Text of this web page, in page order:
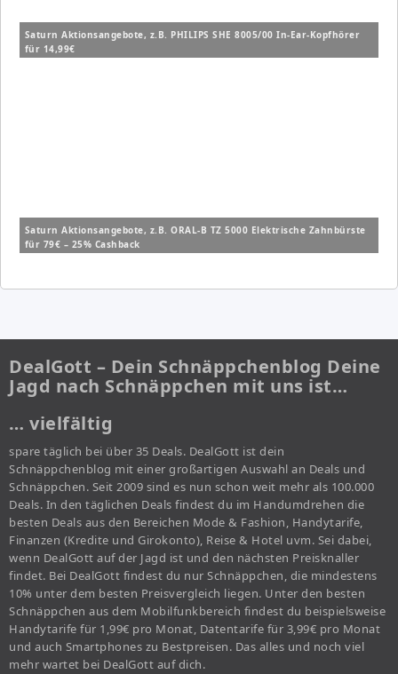
Saturn Aktionsangebote, z.B. PHILIPS SHE 8005/00 In-Ear-Kopfhörer
für 14,99€
Saturn Aktionsangebote, z.B. ORAL-B TZ 5000 Elektrische Zahnbürste
für 79€ – 25% Cashback
DealGott – Dein Schnäppchenblog Deine
Jagd nach Schnäppchen mit uns ist…
… vielfältig
spare täglich bei über 35 Deals. DealGott ist dein
Schnäppchenblog mit einer großartigen Auswahl an Deals und
Schnäppchen. Seit 2009 sind es nun schon weit mehr als 100.000
Deals. In den täglichen Deals findest du im Handumdrehen die
besten Deals aus den Bereichen Mode & Fashion, Handytarife,
Finanzen (Kredite und Girokonto), Reise & Hotel uvm. Sei dabei,
wenn DealGott auf der Jagd ist und den nächsten Preisknaller
findet. Bei DealGott findest du nur Schnäppchen, die mindestens
10% unter dem besten Preisvergleich liegen. Unter den besten
Schnäppchen aus dem Mobilfunkbereich findest du beispielsweise
Handytarife für 1,99€ pro Monat, Datentarife für 3,99€ pro Monat
und auch Smartphones zu Bestpreisen. Das alles und noch viel
mehr wartet bei DealGott auf dich.